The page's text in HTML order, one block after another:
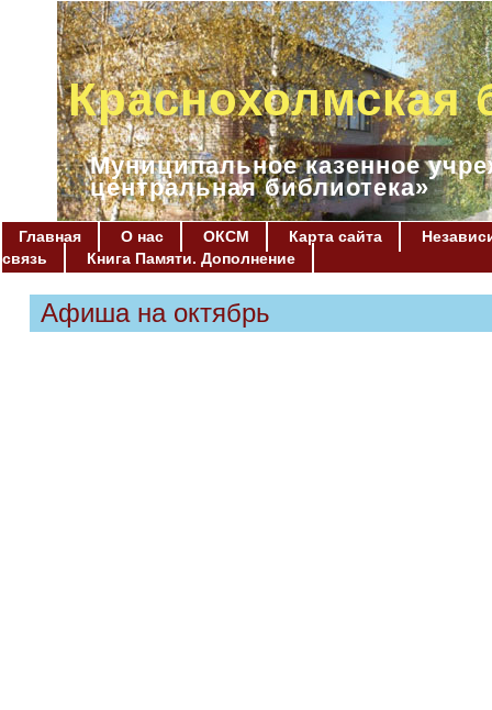
Краснохолмская
Муниципальное казенное
центральная библиотека»
Главная О нас ОКСМ Карта сайта
связь
Книга Памяти. Дополнение
Афиша на октябрь